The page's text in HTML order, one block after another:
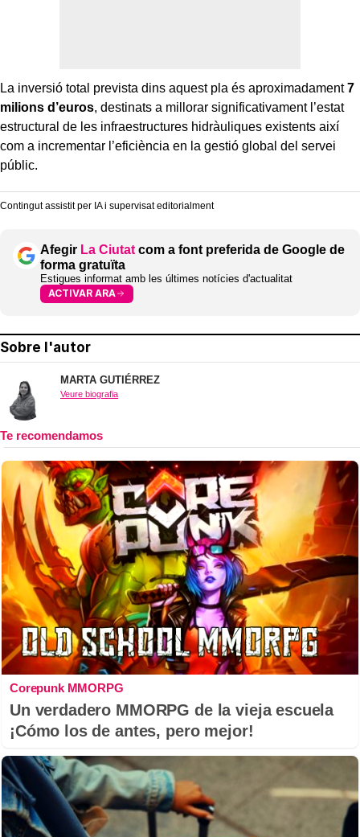
La inversió total prevista dins aquest pla és aproximadament7
milions d’euros, destinats a millorar significativament l’estat
estructural de les infraestructures hidràuliques existents així
com a incrementar l’eficiència en la gestió global del servei
públic.
Contingut assistit per IA i supervisat editorialment
Afegir La Ciutat com a font preferida de Google de
forma gratuïta
Estigues informat amb les últimes notícies d'actualitat
ACTIVAR ARA
Sobre l'autor
MARTA GUTIÉRREZ
Veure biografia
Corepunk MMORPG
Un verdadero MMORPG de la vieja escuela
¡Cómo los de antes, pero mejor!